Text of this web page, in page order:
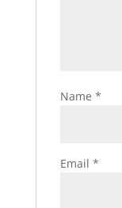
Name *
Email *